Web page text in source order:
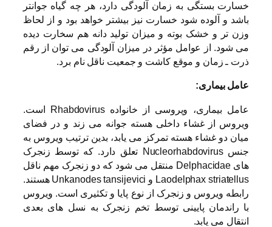
خسارت بستگی به زمان آلودگی دارد، هر چه گیاه جوانتر
باشد و آلوده شود خسارت نیز بیشتر خواهد بود و از لحاظ
وزن تر و خشک بوته و میزان تولید دانه هم سخارت دیده
می شود. از عوامل مؤثر در میزان آلودگی می توان از رقم
ذرت ـ زمان و موقع کاشت و جمعیت ناقل نام برد.
عامل بیماری:
عامل بیماری، ویروسی از خانواده Rhabdovirus است.
ویروس از غشاء داخلی هسته جوانه می زند و در فضای
میان دو غشاء هسته تمرکز می یابد، بدین ترتیب ویروس به
جنس Nucleorhabdovirus تعلق دارد. که توسط زنجرک
های Delphacidae منتقل می شود که دو زنجرک مهم ناقل
Laodelphax striatellus و Unkanodes tansijevici هستند.
رابطه ویروس و زنجرک از نوع پایا و تکثیری است. ویروس
با راندمان پایینی توسط تخم زنجرک به نسل های بعدی
انتقال می یابد.